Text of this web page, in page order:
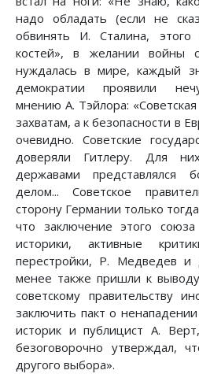
надо обладать (если не
обвинять И. Сталина, этого
костей», в желании войны
нуждалась в мире, каждый
демократии проявили
мнению А. Тэйлора:
захватам, а к безопасности в
очевидно. Советские
доверяли Гитлеру. Для
державами представлялся
делом... Советское
сторону Германии только
что заключение этого
историки, активные
перестройки, Р. Медведев и
менее также пришли к
советскому правительству
заключить пакт о
историк и публицист А.
безоговорочно утверждал,
другого выбора».